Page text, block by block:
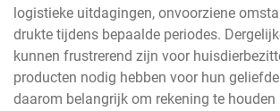
logistieke uitdagingen, onvoorziene
drukte tijdens bepaalde periodes.
kunnen frustrerend zijn voor
producten nodig hebben voor hun
daarom belangrijk om rekening te